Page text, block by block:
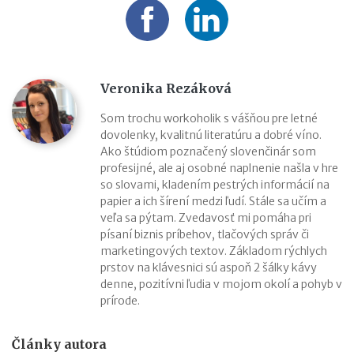
Veronika Rezáková
Som trochu workoholik s vášňou pre letné
dovolenky, kvalitnú literatúru a dobré víno.
Ako štúdiom poznačený slovenčinár som
profesijné, ale aj osobné naplnenie našla v hre
so slovami, kladením pestrých informácií na
papier a ich šírení medzi ľudí. Stále sa učím a
veľa sa pýtam. Zvedavosť mi pomáha pri
písaní biznis príbehov, tlačových správ či
marketingových textov. Základom rýchlych
prstov na klávesnici sú aspoň 2 šálky kávy
denne, pozitívni ľudia v mojom okolí a pohyb v
prírode.
Články autora